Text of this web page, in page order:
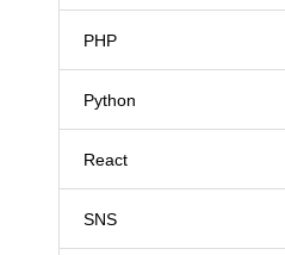
PHP
Python
React
SNS